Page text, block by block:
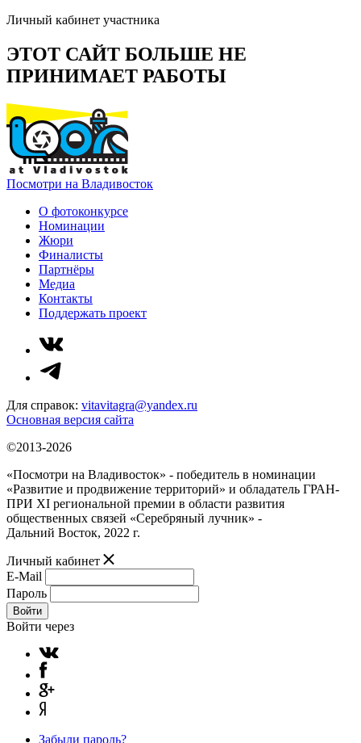
Личный кабинет участника
ЭТОТ САЙТ БОЛЬШЕ НЕ
ПРИНИМАЕТ РАБОТЫ
Посмотри на Владивосток
О фотоконкурсе
Номинации
Жюри
Финалисты
Партнёры
Медиа
Контакты
Поддержать проект
Для справок: vitavitagra@yandex.ru
Основная версия сайта
©2013-2026
«Посмотри на Владивосток» - победитель в номинации
«Развитие и продвижение территорий» и обладатель ГРАН-
ПРИ XI региональной премии в области развития
общественных связей «Серебряный лучник» -
Дальний Восток, 2022 г.
Личный кабинет
E-Mail
Пароль
Войти
Войти через
Забыли пароль?